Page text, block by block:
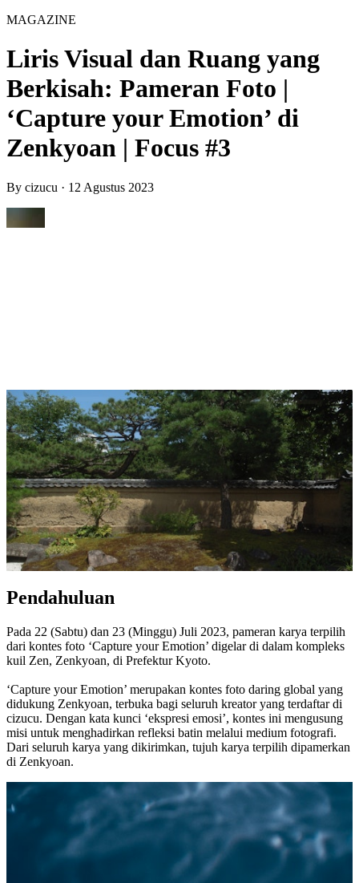
MAGAZINE
Liris Visual dan Ruang yang
Berkisah: Pameran Foto |
‘Capture your Emotion’ di
Zenkyoan | Focus #3
By cizucu · 12 Agustus 2023
Pendahuluan
Pada 22 (Sabtu) dan 23 (Minggu) Juli 2023, pameran karya terpilih
dari kontes foto ‘Capture your Emotion’ digelar di dalam kompleks
kuil Zen, Zenkyoan, di Prefektur Kyoto.
‘Capture your Emotion’ merupakan kontes foto daring global yang
didukung Zenkyoan, terbuka bagi seluruh kreator yang terdaftar di
cizucu. Dengan kata kunci ‘ekspresi emosi’, kontes ini mengusung
misi untuk menghadirkan refleksi batin melalui medium fotografi.
Dari seluruh karya yang dikirimkan, tujuh karya terpilih dipamerkan
di Zenkyoan.